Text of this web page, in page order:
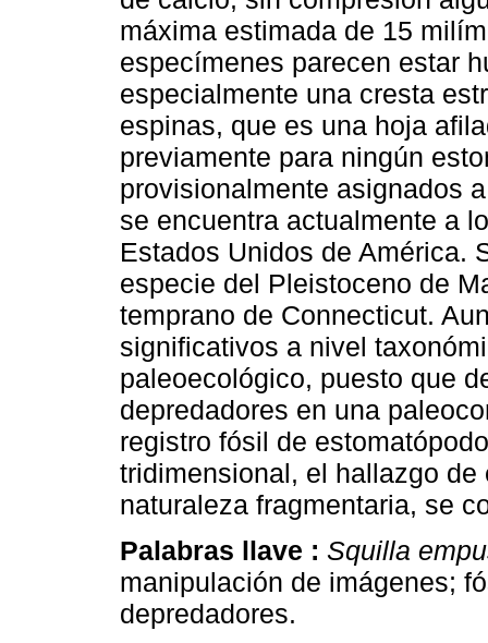
máxima estimada de 15
especímenes parecen estar
especialmente una cresta
espinas, que es una hoja
previamente para ningún
provisionalmente asignados
se encuentra actualmente a
Estados Unidos de América.
especie del Pleistoceno de
temprano de Connecticut.
significativos a nivel
paleoecológico, puesto que
depredadores en una
registro fósil de
tridimensional, el hallazgo
naturaleza fragmentaria, se
Palabras llave : Squilla
manipulación de imágenes;
depredadores.